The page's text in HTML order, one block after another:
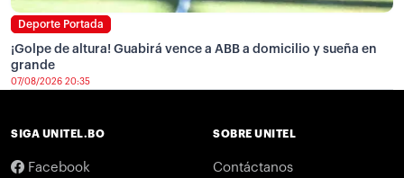
Deporte Portada
¡Golpe de altura! Guabirá vence a ABB a domicilio y sueña en
grande
07/08/2026 20:35
SIGA UNITEL.BO
Facebook
SOBRE UNITEL
Contáctanos